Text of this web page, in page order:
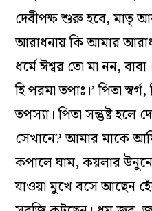
দেবীপক্ষ শুরু হবে, মাতৃ
আরাধনায় কি আমার
ধর্মে ঈশ্বর তো মা নন,
হি পরমা তপাঃ।’ পিতা
তপস্যা। পিতা সন্তুষ্ট হলে
সেখানে? আমার মাকে
কপালে ঘাম, কয়লার
যাওয়া মুখে বসে আছেন